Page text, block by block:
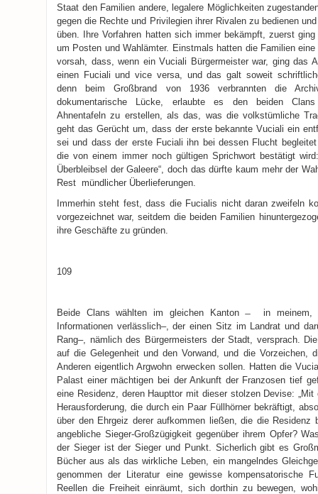
Staat den Familien andere, legalere Möglichkeiten
gegen die Rechte und Privilegien ihrer Rivalen zu bedienen
üben. Ihre Vorfahren hatten sich immer bekämpft, zuerst
um Posten und Wahlämter. Einstmals hatten die Familien
vorsah, dass, wenn ein Vuciali Bürgermeister war, ging das
einen Fuciali und vice versa, und das galt soweit
denn beim Großbrand von 1936 verbrannten die
dokumentarische Lücke, erlaubte es den beiden Clans
Ahnentafeln zu erstellen, als das, was die volkstümliche
geht das Gerücht um, dass der erste bekannte Vuciali ein
sei und dass der erste Fuciali ihn bei dessen Flucht
die von einem immer noch gültigen Sprichwort bestätigt
Überbleibsel der Galeere“, doch das dürfte kaum mehr der
Rest mündlicher Überlieferungen.
Immerhin steht fest, dass die Fucialis nicht daran zweifeln
vorgezeichnet war, seitdem die beiden Familien
ihre Geschäfte zu gründen.
109
Beide Clans wählten im gleichen Kanton ̶ in meinem,
Informationen verlässlich–, der einen Sitz im Landrat und
Rang–, nämlich des Bürgermeisters der Stadt, versprach.
auf die Gelegenheit und den Vorwand, und die Vorzeichen,
Anderen eigentlich Argwohn erwecken sollen. Hatten die
Palast einer mächtigen bei der Ankunft der Franzosen tief
eine Residenz, deren Haupttor mit dieser stolzen Devise: „Mit
Herausforderung, die durch ein Paar Füllhörner bekräftigt,
über den Ehrgeiz derer aufkommen ließen, die die Residenz
angebliche Sieger-Großzügigkeit gegenüber ihrem Opfer?
der Sieger ist der Sieger und Punkt. Sicherlich gibt es
Bücher aus als das wirkliche Leben, ein mangelndes
genommen der Literatur eine gewisse kompensatorische
Reellen die Freiheit einräumt, sich dorthin zu bewegen,